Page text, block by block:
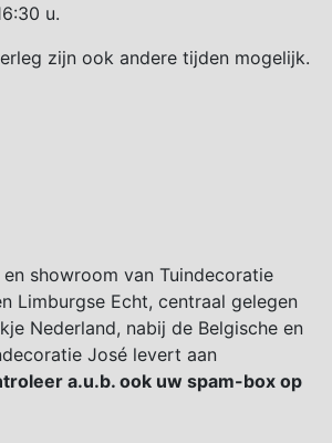
u.
zijn ook andere tijden mogelijk.
showroom van Tuindecoratie
Limburgse Echt, centraal gelegen
Nederland, nabij de Belgische en
José levert aan
a.u.b. ook uw spam-box op